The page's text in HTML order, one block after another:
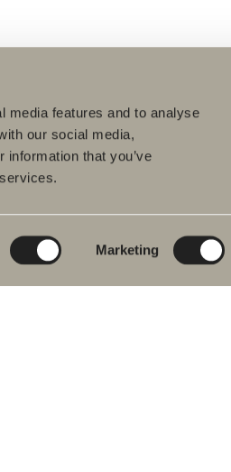
media features and to analyse
our social media,
that you’ve
Marketing
Luo kylpyhuoneesi
Kylphuoneesi
Blueprint
Luo kylpyhuoneesi
Planet
Product
People